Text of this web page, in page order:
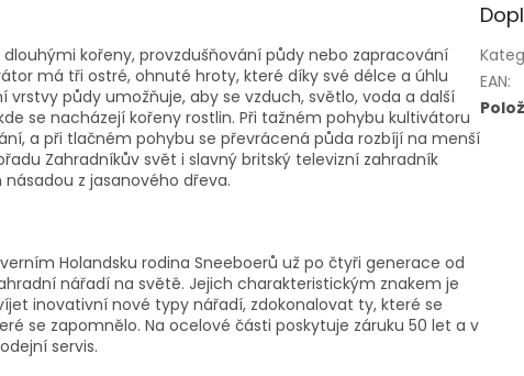
kořeny, provzdušňování půdy nebo zapracování
má tři ostré, ohnuté hroty, které díky své délce a úhlu
vrstvy půdy umožňuje, aby se vzduch, světlo, voda a další
se nacházejí kořeny rostlin. Při tažném pohybu kultivátoru
a při tlačném pohybu se převrácená půda rozbíjí na menší
Zahradníkův svět i slavný britský televizní zahradník
násadou z jasanového dřeva.
Holandsku rodina Sneeboerů už po čtyři generace od
nářadí na světě. Jejich charakteristickým znakem je
inovativní nové typy nářadí, zdokonalovat ty, které se
se zapomnělo. Na ocelové části poskytuje záruku 50 let a v
servis.
EAN: